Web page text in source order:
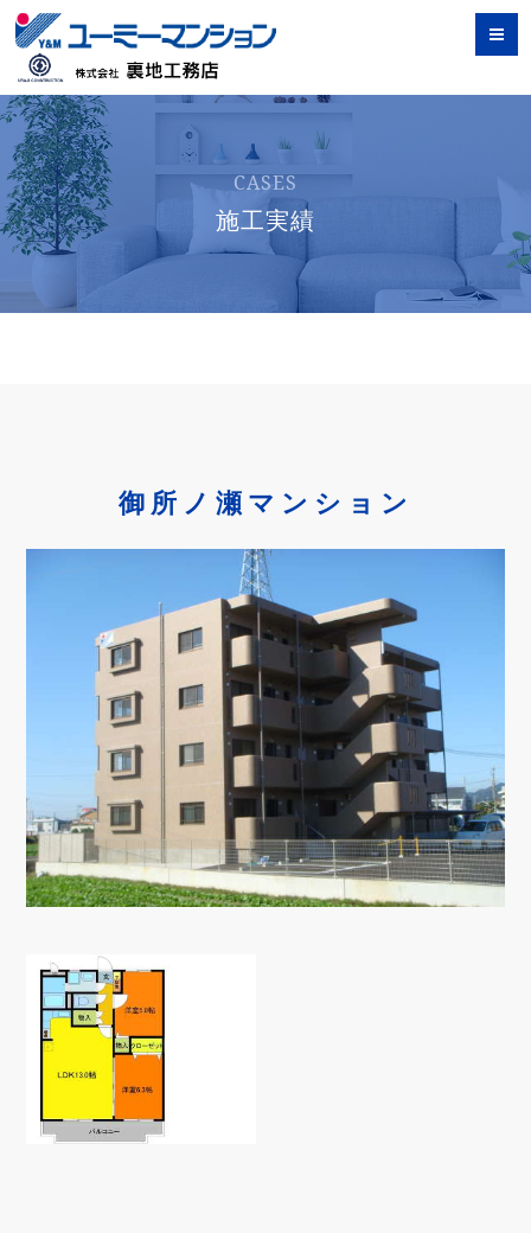
CASES
施工実績
御所ノ瀬マンション